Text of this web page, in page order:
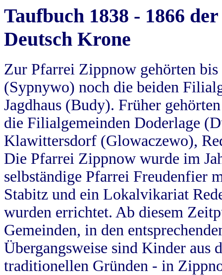
Taufbuch 1838 - 1866
Deutsch Krone
Zur Pfarrei Zippnow gehörten
(Sypnywo) noch die beiden
Jagdhaus (Budy). Früher
die Filialgemeinden Doderlage
Klawittersdorf (Glowaczewo),
Die Pfarrei Zippnow wurde im
selbständige Pfarrei Freudenfier
Stabitz und ein Lokalvikariat
wurden errichtet. Ab diesem
Gemeinden, in den
Übergangsweise sind Kinder aus
traditionellen Gründen - in